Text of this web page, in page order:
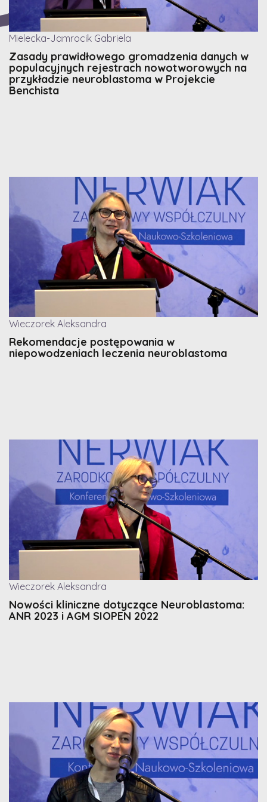
Mielecka-Jamrocik Gabriela
Zasady prawidłowego gromadzenia danych w
populacyjnych rejestrach nowotworowych na
przykładzie neuroblastoma w Projekcie
Benchista
Wieczorek Aleksandra
Rekomendacje postępowania w
niepowodzeniach leczenia neuroblastoma
Wieczorek Aleksandra
Nowości kliniczne dotyczące Neuroblastoma:
ANR 2023 i AGM SIOPEN 2022